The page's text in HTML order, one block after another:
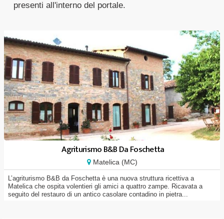
presenti all'interno del portale.
Agriturismo B&B Da Foschetta
Matelica (MC)
L’agriturismo B&B da Foschetta è una nuova struttura ricettiva a
Matelica che ospita volentieri gli amici a quattro zampe. Ricavata a
seguito del restauro di un antico casolare contadino in pietra...